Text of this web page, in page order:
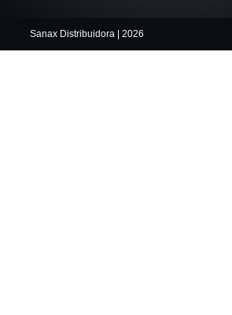
Sanax Distribuidora | 2026